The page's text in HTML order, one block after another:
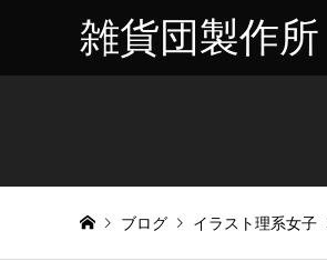
雑貨団製作所
ブログ イラスト理系女子